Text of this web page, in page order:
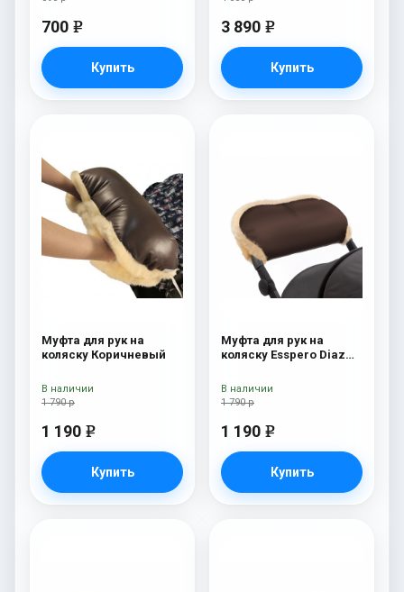
700 e
Купить
3 890 e
Купить
Муфта для рук на
коляску Коричневый
1 790 р
1 190 e
Купить
В наличии
Муфта для рук на
коляску Esspero Diaz
Chocolat
1 790 р
1 190 e
Купить
В наличии